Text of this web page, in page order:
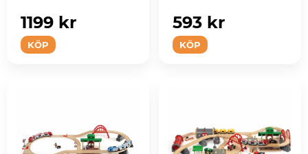
KÖP
1199 kr
KÖP
593 kr